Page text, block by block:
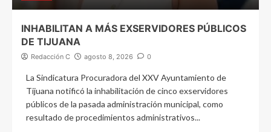
INHABILITAN A MÁS EXSERVIDORES PÚBLICOS
DE TIJUANA
Redacción C agosto 8, 2026 0
La Sindicatura Procuradora del XXV Ayuntamiento de
Tijuana notificó la inhabilitación de cinco exservidores
públicos de la pasada administración municipal, como
resultado de procedimientos administrativos...